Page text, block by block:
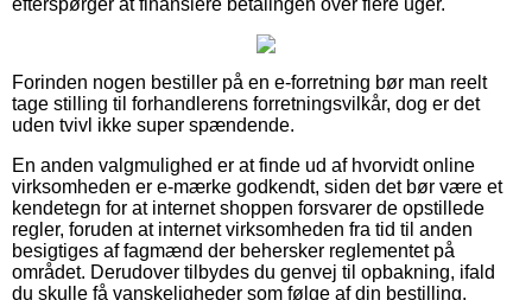
Forinden nogen bestiller på en e-forretning bør man reelt
tage stilling til forhandlerens forretningsvilkår, dog er det
uden tvivl ikke super spændende.
En anden valgmulighed er at finde ud af hvorvidt online
virksomheden er e-mærke godkendt, siden det bør være et
kendetegn for at internet shoppen forsvarer de opstillede
regler, foruden at internet virksomheden fra tid til anden
besigtiges af fagmænd der behersker reglementet på
området. Derudover tilbydes du genvej til opbakning, ifald
du skulle få vanskeligheder som følge af din bestilling.